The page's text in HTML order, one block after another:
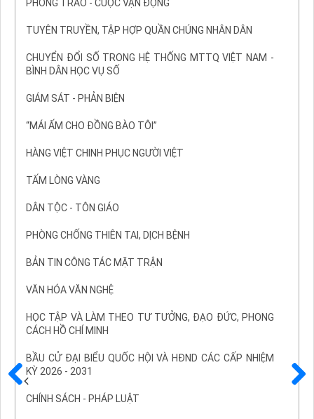
PHONG TRÀO - CUỘC VẬN ĐỘNG
TUYÊN TRUYỀN, TẬP HỢP QUẦN CHÚNG NHÂN DÂN
CHUYỂN ĐỔI SỐ TRONG HỆ THỐNG MTTQ VIỆT NAM -
BÌNH DÂN HỌC VỤ SỐ
GIÁM SÁT - PHẢN BIỆN
“MÁI ẤM CHO ĐỒNG BÀO TÔI”
HÀNG VIỆT CHINH PHỤC NGƯỜI VIỆT
TẤM LÒNG VÀNG
DÂN TỘC - TÔN GIÁO
PHÒNG CHỐNG THIÊN TAI, DỊCH BỆNH
BẢN TIN CÔNG TÁC MẶT TRẬN
VĂN HÓA VĂN NGHỆ
HỌC TẬP VÀ LÀM THEO TƯ TƯỞNG, ĐẠO ĐỨC, PHONG
CÁCH HỒ CHÍ MINH
BẦU CỬ ĐẠI BIỂU QUỐC HỘI VÀ HĐND CÁC CẤP NHIỆM
KỲ 2026 - 2031
CHÍNH SÁCH - PHÁP LUẬT
Trước